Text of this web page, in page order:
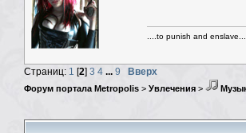
....to punish and
Страниц: 1 [2] 3 4 ... 9 Вверх
Форум портала Metropolis > Увлечения >